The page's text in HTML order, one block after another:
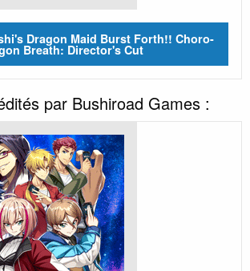
Dragon Maid Burst Forth!! Choro-
Breath: Director's Cut
par Bushiroad Games :